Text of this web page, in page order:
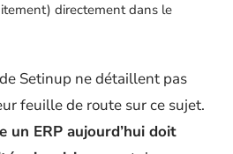
directement dans le
Setinup ne détaillent pas
feuille de route sur ce sujet.
un ERP aujourd’hui doit